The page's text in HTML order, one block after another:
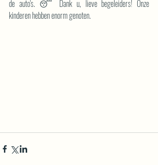
de auto's. 😴 Dank u, lieve begeleiders! Onze
kinderen hebben enorm genoten.